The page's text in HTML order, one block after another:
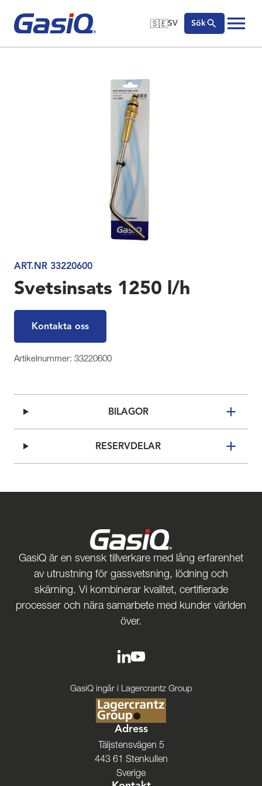
Hoppa till innehåll
🇸🇪SV
🇬🇧English
🇸🇪Svenska
Sök
ART.NR 33220600
Svetsinsats 1250 l/h
Kontakta oss
Artikelnummer: 33220600
BILAGOR
RESERVDELAR
GasiQ är en svensk tillverkare med lång erfarenhet
av utrustning för gassvetsning, lödning och
skärning. Vi kombinerar kvalitet, certifierade
processer och nära samarbete med kunder världen
över.
GasiQ ingår i Lagercrantz Group
Adress
Täljstensvägen 5
443 61 Stenkullen
Sverige